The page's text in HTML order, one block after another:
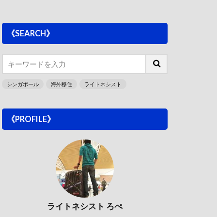
《SEARCH》
シンガポール 海外移住 ライトネシスト
《PROFILE》
ライトネシスト ろぺ